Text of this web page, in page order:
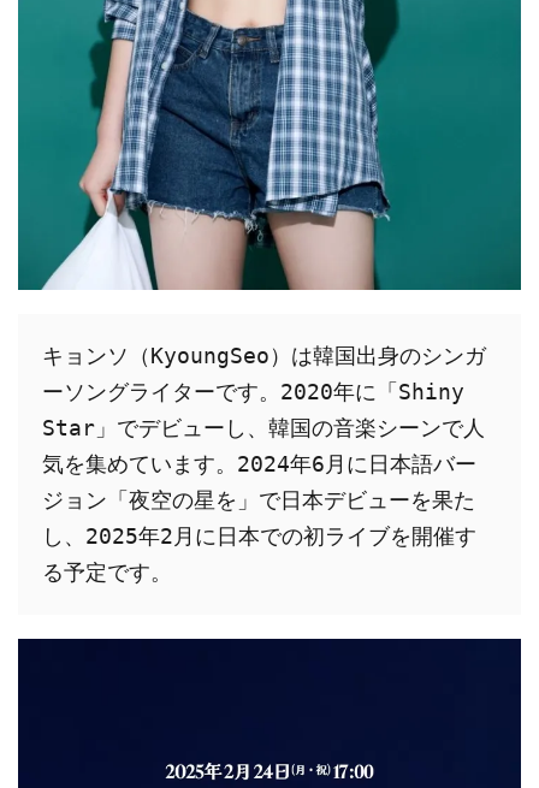
キョンソ（KyoungSeo）は韓国出身のシンガ
ーソングライターです。2020年に「Shiny
Star」でデビューし、韓国の音楽シーンで人
気を集めています。2024年6月に日本語バー
ジョン「夜空の星を」で日本デビューを果た
し、2025年2月に日本での初ライブを開催す
る予定です。